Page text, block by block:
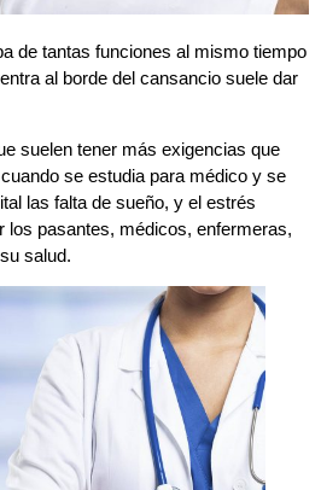
de tantas funciones al mismo tiempo
al borde del cansancio suele dar
suelen tener más exigencias que
se estudia para médico y se
las falta de sueño, y el estrés
los pasantes, médicos, enfermeras,
salud.